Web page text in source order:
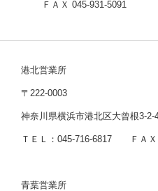
ＦＡＸ 045-931-5091
港北営業所
〒222-0003
神奈川県横浜市港北区大曾根3-2-
ＴＥＬ：045-716-6817 ＦＡＸ
青葉営業所